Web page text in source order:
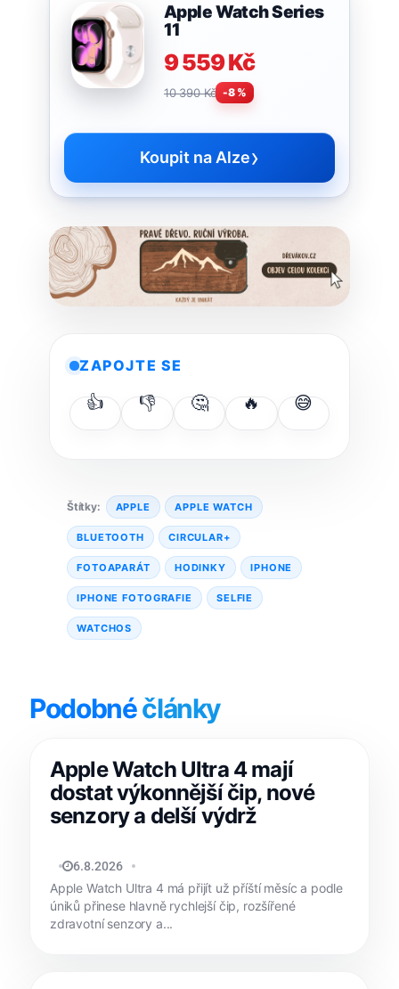
Apple Watch Series
11
9 559 Kč
10 390 Kč -8 %
Koupit na Alze›
ZAPOJTE SE
👍 👎 🤔 🔥 😅
Štítky: APPLE APPLE WATCH
BLUETOOTH CIRCULAR+
FOTOAPARÁT HODINKY IPHONE
IPHONE FOTOGRAFIE SELFIE
WATCHOS
Podobnéčlánky
Apple Watch Ultra 4 mají
dostat výkonnější čip, nové
senzory a delší výdrž
JAN HOLEŠ
6.8.2026
Apple Watch Ultra 4 má přijít už příští měsíc a podle
úniků přinese hlavně rychlejší čip, rozšířené
zdravotní senzory a...